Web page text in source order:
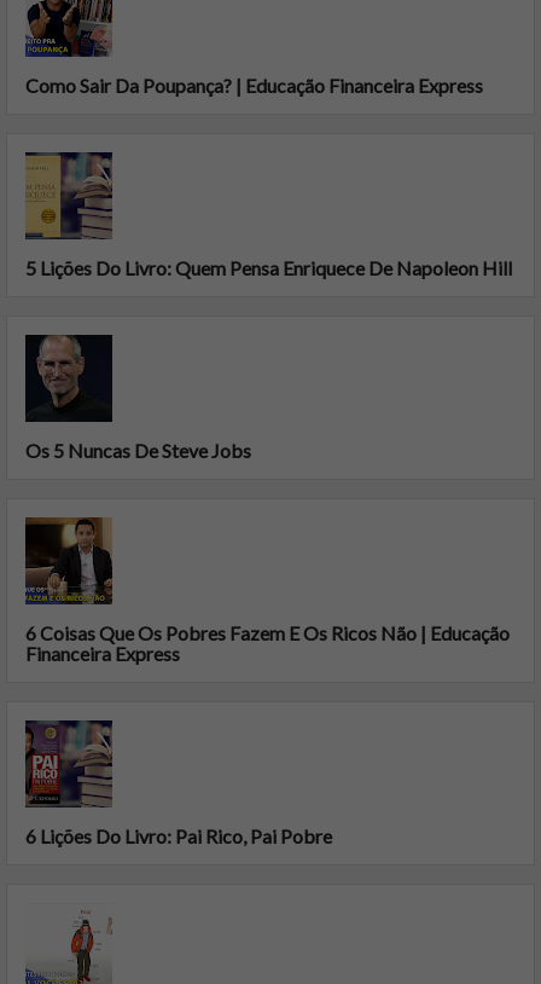
Como Sair Da Poupança? | Educação Financeira Express
5 Lições Do Livro: Quem Pensa Enriquece De Napoleon Hill
Os 5 Nuncas De Steve Jobs
6 Coisas Que Os Pobres Fazem E Os Ricos Não | Educação
Financeira Express
6 Lições Do Livro: Pai Rico, Pai Pobre